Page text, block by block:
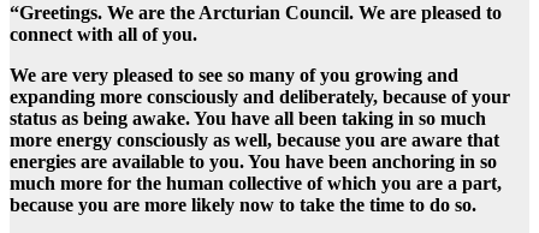
“Greetings. We are the Arcturian Council. We are pleased to
connect with all of you.
We are very pleased to see so many of you growing and
expanding more consciously and deliberately, because of your
status as being awake. You have all been taking in so much
more energy consciously as well, because you are aware that
energies are available to you. You have been anchoring in so
much more for the human collective of which you are a part,
because you are more likely now to take the time to do so.